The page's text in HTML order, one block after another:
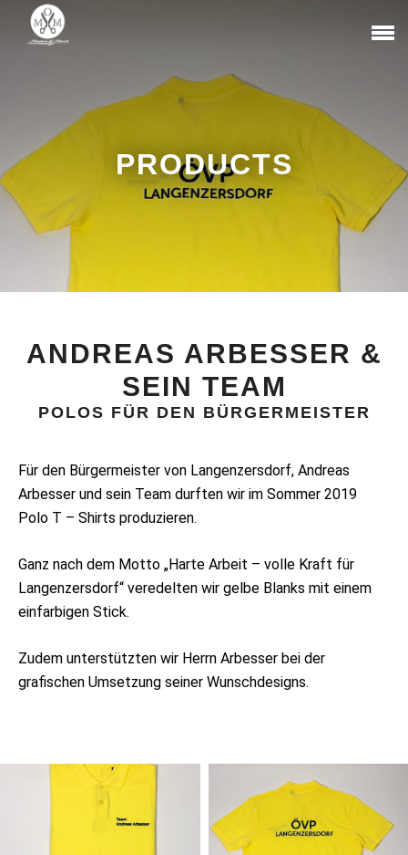
PRODUCTS
ANDREAS ARBESSER &
SEIN TEAM
POLOS FÜR DEN BÜRGERMEISTER
Für den Bürgermeister von Langenzersdorf, Andreas
Arbesser und sein Team durften wir im Sommer 2019
Polo T – Shirts produzieren.
Ganz nach dem Motto „Harte Arbeit – volle Kraft für
Langenzersdorf“ veredelten wir gelbe Blanks mit einem
einfarbigen Stick.
Zudem unterstützten wir Herrn Arbesser bei der
grafischen Umsetzung seiner Wunschdesigns.